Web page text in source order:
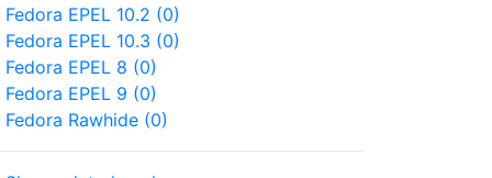
Fedora EPEL 10.2 (0)
Fedora EPEL 10.3 (0)
Fedora EPEL 8 (0)
Fedora EPEL 9 (0)
Fedora Rawhide (0)